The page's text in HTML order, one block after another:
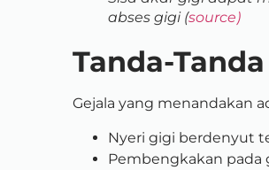
abses gigi (source)
Tanda-
Gejala yang menandakan
Nyeri gigi berdenyut
Pembengkakan pada